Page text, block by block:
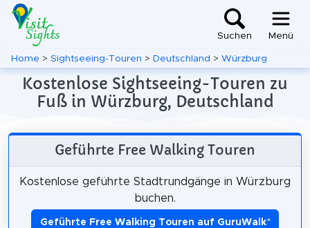
Suchen Menü
Home > Sightseeing-Touren > Deutschland > Würzburg
Kostenlose Sightseeing-Touren zu
Fuß in Würzburg, Deutschland
Geführte Free Walking Touren
Kostenlose geführte Stadtrundgänge in Würzburg
buchen.
Geführte Free Walking Touren auf GuruWalk*